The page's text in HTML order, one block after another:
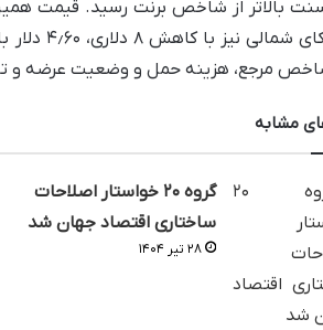
مرجع، هزینه حمل و وضعیت عرضه و
مشابه
گروه ۲۰ خواستار اصلاحات
ساختاری اقتصاد جهان شد
۲۸ تیر ۱۴۰۴